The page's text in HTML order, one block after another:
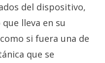
del dispositivo,
lleva en su
si fuera una de
que se